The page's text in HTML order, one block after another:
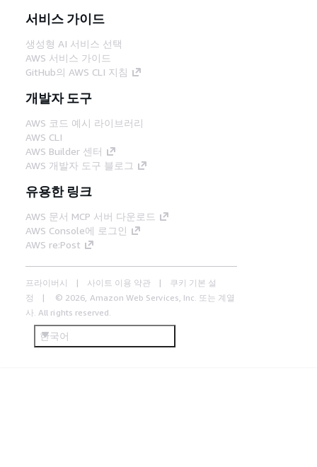
서비스 가이드
생성형 AI 서비스 선택
AWS 서비스 가이드
GitHub의 AWS CLI 지침
개발자 도구
AWS 코드 예시 라이브러리
AWS CLI
AWS Builder 센터
AWS 개발자 도구 블로그
유용한 링크
AWS 문서 MCP 서버 다운로드
AWS Console에 로그인
AWS re:Post
프라이버시 사이트 이용 약관
쿠키 기본 설
정
© 2026, Amazon Web Services, Inc. 또는 계열
사. All rights reserved.
한국어